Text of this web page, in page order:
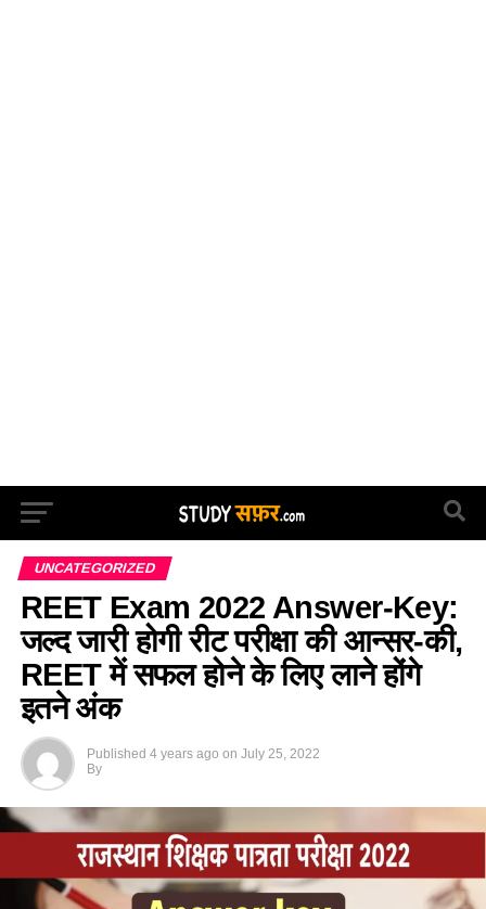
UNCATEGORIZED
REET Exam 2022 Answer-Key:
जल्द जारी होगी रीट परीक्षा की आन्सर-की,
REET में सफल होने के लिए लाने होंगे
इतने अंक
Published 4 years ago on July 25, 2022
By